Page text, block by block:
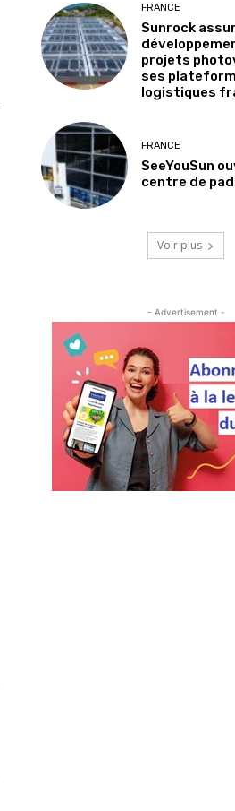
FRANCE
Sunrock
projets
ses
logistiques
FRANCE
SeeYouSun
centre de
Voir plus
- Advertisement -